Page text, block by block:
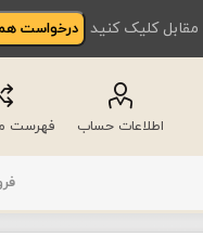
کلیک کنید درخواست
اطلاعات حساب فهرست